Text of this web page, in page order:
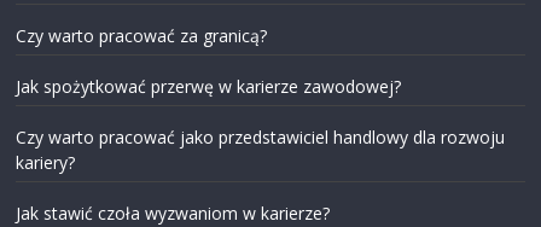
Czy warto pracować za granicą?
Jak spożytkować przerwę w karierze zawodowej?
Czy warto pracować jako przedstawiciel handlowy dla rozwoju
kariery?
Jak stawić czoła wyzwaniom w karierze?